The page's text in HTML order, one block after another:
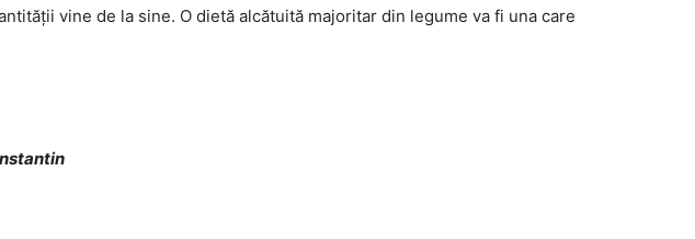
vine de la sine. O dietă alcătuită majoritar din legume va fi una care